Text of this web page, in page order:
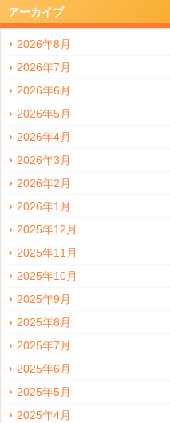
アーカイブ
2026年8月
2026年7月
2026年6月
2026年5月
2026年4月
2026年3月
2026年2月
2026年1月
2025年12月
2025年11月
2025年10月
2025年9月
2025年8月
2025年7月
2025年6月
2025年5月
2025年4月